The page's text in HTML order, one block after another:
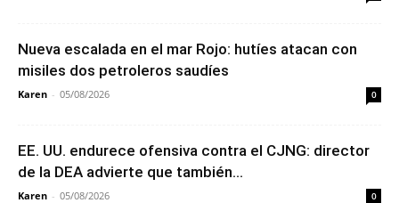
Nueva escalada en el mar Rojo: hutíes atacan con
misiles dos petroleros saudíes
Karen - 05/08/2026 0
EE. UU. endurece ofensiva contra el CJNG: director
de la DEA advierte que también...
Karen - 05/08/2026 0